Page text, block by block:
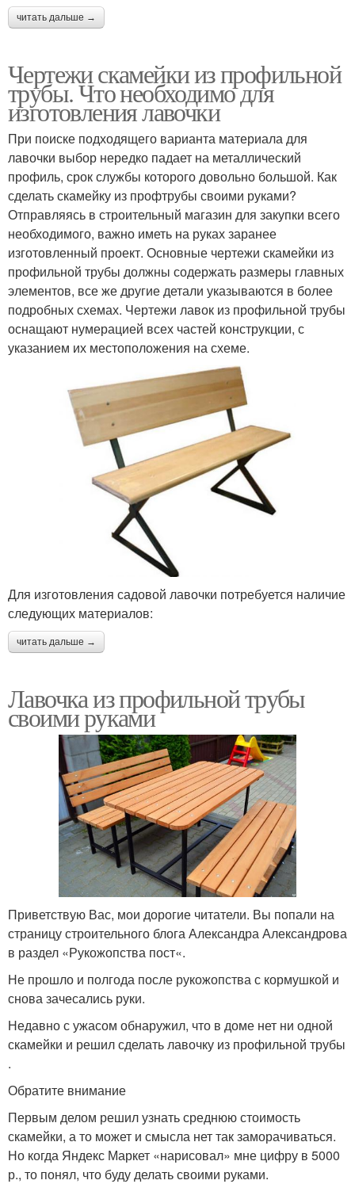
читать дальше →
Чертежи скамейки из профильной
трубы. Что необходимо для
изготовления лавочки
При поиске подходящего варианта материала для
лавочки выбор нередко падает на металлический
профиль, срок службы которого довольно большой. Как
сделать скамейку из профтрубы своими руками?
Отправляясь в строительный магазин для закупки всего
необходимого, важно иметь на руках заранее
изготовленный проект. Основные чертежи скамейки из
профильной трубы должны содержать размеры главных
элементов, все же другие детали указываются в более
подробных схемах. Чертежи лавок из профильной трубы
оснащают нумерацией всех частей конструкции, с
указанием их местоположения на схеме.
Для изготовления садовой лавочки потребуется наличие
следующих материалов:
читать дальше →
Лавочка из профильной трубы
своими руками
Приветствую Вас, мои дорогие читатели. Вы попали на
страницу строительного блога Александра Александрова
в раздел «Рукожопства пост«.
Не прошло и полгода после рукожопства с кормушкой и
снова зачесались руки.
Недавно с ужасом обнаружил, что в доме нет ни одной
скамейки и решил сделать лавочку из профильной трубы
.
Обратите внимание
Первым делом решил узнать среднюю стоимость
скамейки, а то может и смысла нет так заморачиваться.
Но когда Яндекс Маркет «нарисовал» мне цифру в 5000
р., то понял, что буду делать своими руками.